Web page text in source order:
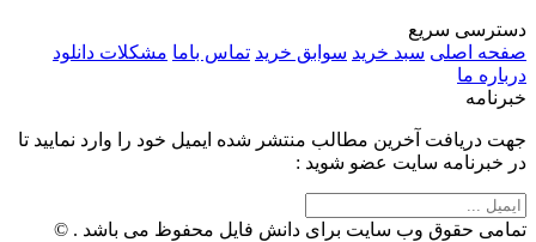
دسترسی سریع
صفحه اصلی سبد خرید سوابق خرید تماس باما مشکلات دانلود
درباره ما
خبرنامه
جهت دریافت آخرین مطالب منتشر شده ایمیل خود را وارد نمایید تا
در خبرنامه سایت عضو شوید :
تمامی حقوق وب سایت برای دانش فایل محفوظ می باشد . ©